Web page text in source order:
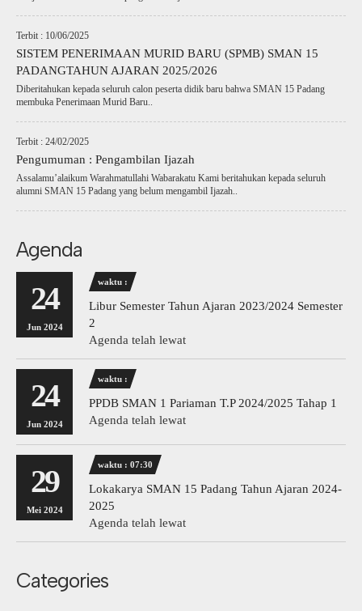
Terbit : 10/06/2025
SISTEM PENERIMAAN MURID BARU (SPMB) SMAN 15
PADANGTAHUN AJARAN 2025/2026
Diberitahukan kepada seluruh calon peserta didik baru bahwa SMAN 15 Padang
membuka Penerimaan Murid Baru..
Terbit : 24/02/2025
Pengumuman : Pengambilan Ijazah
Assalamu’alaikum Warahmatullahi Wabarakatu Kami beritahukan kepada seluruh
alumni SMAN 15 Padang yang belum mengambil Ijazah..
Agenda
24
Jun 2024
waktu :
Libur Semester Tahun Ajaran 2023/2024 Semester
2
Agenda telah lewat
24
Jun 2024
waktu :
PPDB SMAN 1 Pariaman T.P 2024/2025 Tahap 1
Agenda telah lewat
29
Mei 2024
waktu : 07:30
Lokakarya SMAN 15 Padang Tahun Ajaran 2024-
2025
Agenda telah lewat
Categories